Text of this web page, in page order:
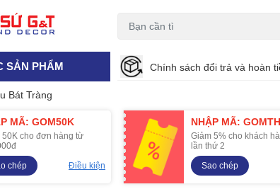
SẢN PHẨM Chính sách đổi trả và hoàn
Bát Tràng
MÃ: GOM50K
50K cho đơn hàng từ
chép
Điều kiện
NHẬP MÃ:
Giảm 5% cho khách
lần thứ 2
Sao chép